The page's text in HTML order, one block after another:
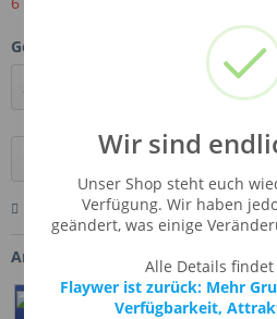
Gebinde:
In
Merken Bewerten
Artikel-Nr.: FW-TIRO
Teilen Twittern Pin
Wir sind
Unser Shop steht euch
Verfügung. Wir haben
geändert, was einige
Alle Details
Flaywer ist zurück: Mehr
Verfügbarkeit,